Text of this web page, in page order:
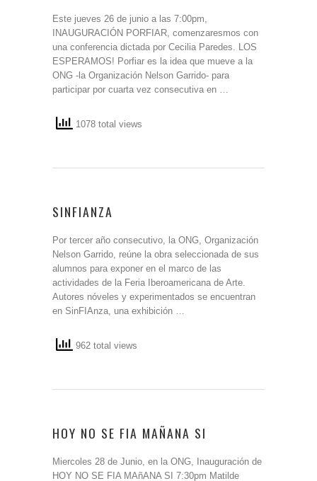
Este jueves 26 de junio a las 7:00pm,
INAUGURACIÓN PORFIAR, comenzaresmos con
una conferencia dictada por Cecilia Paredes. LOS
ESPERAMOS! Porfiar es la idea que mueve a la
ONG -la Organización Nelson Garrido- para
participar por cuarta vez consecutiva en …
1078 total views
SINFIANZA
Por tercer año consecutivo, la ONG, Organización
Nelson Garrido, reúne la obra seleccionada de sus
alumnos para exponer en el marco de las
actividades de la Feria Iberoamericana de Arte.
Autores nóveles y experimentados se encuentran
en SinFIAnza, una exhibición …
962 total views
HOY NO SE FIA MAÑANA SI
Miercoles 28 de Junio, en la ONG, Inauguración de
HOY NO SE FIA MAñANA SI 7:30pm Matilde